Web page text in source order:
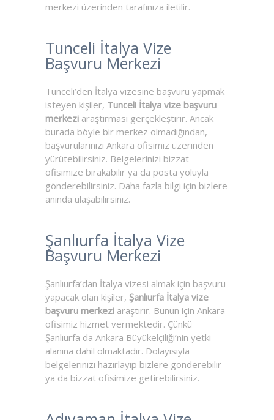
merkezi üzerinden tarafınıza iletilir.
Tunceli İtalya Vize
Başvuru Merkezi
Tunceli’den İtalya vizesine başvuru yapmak
isteyen kişiler, Tunceli İtalya vize başvuru
merkezi araştırması gerçekleştirir. Ancak
burada böyle bir merkez olmadığından,
başvurularınızı Ankara ofisimiz üzerinden
yürütebilirsiniz. Belgelerinizi bizzat
ofisimize bırakabilir ya da posta yoluyla
gönderebilirsiniz. Daha fazla bilgi için bizlere
anında ulaşabilirsiniz.
Şanlıurfa İtalya Vize
Başvuru Merkezi
Şanlıurfa’dan İtalya vizesi almak için başvuru
yapacak olan kişiler, Şanlıurfa İtalya vize
başvuru merkezi araştırır. Bunun için Ankara
ofisimiz hizmet vermektedir. Çünkü
Şanlıurfa da Ankara Büyükelçiliği’nin yetki
alanına dahil olmaktadır. Dolayısıyla
belgelerinizi hazırlayıp bizlere gönderebilir
ya da bizzat ofisimize getirebilirsiniz.